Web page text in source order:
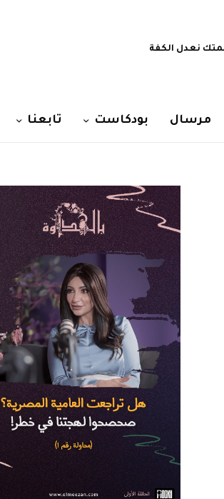
نعدل الكفة
مرسال بودكاست تابعنا